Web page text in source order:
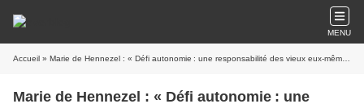
MENU
Accueil » Marie de Hennezel : « Défi autonomie : une responsabilité des vieux eux-mêmes »
Marie de Hennezel : « Défi autonomie : une